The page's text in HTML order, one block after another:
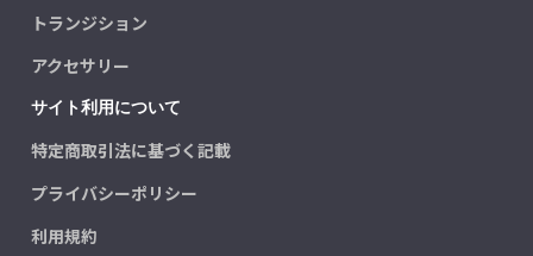
トランジション
アクセサリー
サイト利用について
特定商取引法に基づく記載
プライバシーポリシー
利用規約